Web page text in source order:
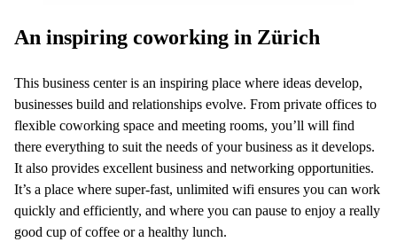
Pièce
1
10 Zürich
An inspiring coworking in Zürich
This business center is an inspiring place where ideas develop,
businesses build and relationships evolve. From private offices to
flexible coworking space and meeting rooms, you’ll will find
there everything to suit the needs of your business as it develops.
It also provides excellent business and networking opportunities.
It’s a place where super-fast, unlimited wifi ensures you can work
quickly and efficiently, and where you can pause to enjoy a really
good cup of coffee or a healthy lunch.